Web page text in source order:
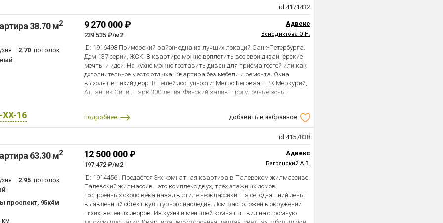
расстояние до ст.м. Проспект Ветеранов пешком около 15- 20 минут
Ветеранов. Наземный вестибюль метро расположен прямо на перекрестке.
Кроме того, по улице курируют несколько маршрутов наземного
транспорта, которые довезут до метро за 5- 7 минут. Остановка в
непосредственной близости к дому. Один взрослый собственник. Полная
стоимость в договоре. Без долгов и обременений. Подходит под ипотеку.
Звоните.., ответим на все вопросы, организуем показ в удобное для Вас
время по предварительной договоренности.
инфраструктура. Магазины, пункты Озон и Wildberries, детская
библиотека, Академия баскетбола, баскетбольный клуб, Купчинский манеж,
Спортивная школа Комета, КДЦ для детей на О. Дундича, детская
баня. Сделка по продаже — альтернатива, есть возможность оформления
через ипотеку. Стоимость квартиры 8 500 000 рублей.
id 4171432
38.70 м2
2.70 потолок
XX-16
9 270 000 ₽
239 535 ₽/м2
Адвекс
Венедиктова О.Н.
ID: 1916498 Приморский район- одна из лучших локаций Санк-Петербурга.
Дом 137 серии, ЖСК! В квартире можно воплотить все свои дизайнерские
мечты и идеи. На кухне можно поставить диван для приёма гостей или как
дополнительное место отдыха. Квартира без мебели и ремонта. Окна
выходят в тихий двор. В пешей доступности: Метро Беговая, ТРК Меркурий,
Атлантик Сити , Парк 300-летия, Финский залив, прогулочные зоны
подробнее
добавить в избранное
id 4157838
63.30 м2
2.95 потолок
проспект, 95к4м
км
12 500 000 ₽
197 472 ₽/м2
Адвекс
Багрянский А.В.
ID: 1914456 . Продаётся 3-х комнатная квартира в Палевском жилмассиве.
Палевский жилмассив - это комплекс двух, трёх этажных домов
построенных около века назад в стиле неоклассики. На сегодняшний день -
выявленный объект культурного наследия. Дом расположен в окружении
тихих, зелёных дворов. Из кухни и меньшей комнаты - вид на огромную